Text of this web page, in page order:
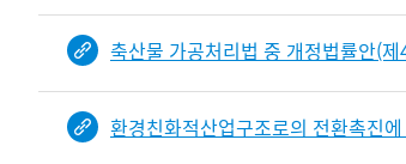
축산물 가공처리법 중 개정법률안(
환경친화적산업구조로의 전환촉진